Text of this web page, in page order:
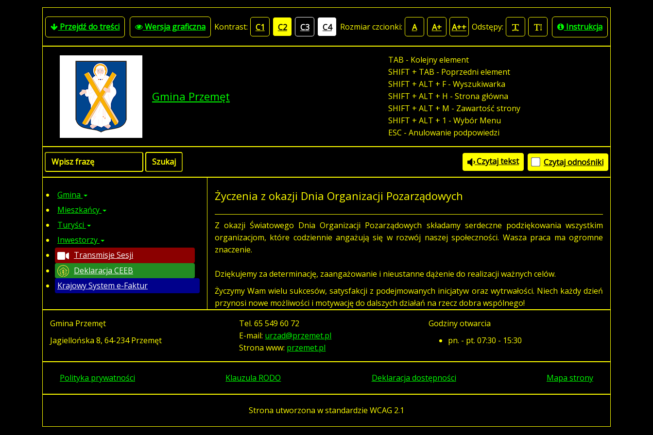
Przejdź do treści Wersja graficzna Kontrast: C1 C2 C3 C4 Rozmiar czcionki: A A+ A++ Odstępy: Instrukcja
Gmina Przemęt
TAB - Kolejny element
SHIFT + TAB - Poprzedni element
SHIFT + ALT + F - Wyszukiwarka
SHIFT + ALT + H - Strona główna
SHIFT + ALT + M - Zawartość strony
SHIFT + ALT + 1 - Wybór Menu
ESC - Anulowanie podpowiedzi
Czytaj tekst Czytaj odnośniki
Gmina
Mieszkańcy
Turyści
Inwestorzy
Transmisje Sesji
Deklaracja CEEB
Krajowy System e-Faktur
Życzenia z okazji Dnia Organizacji Pozarządowych
Z okazji Światowego Dnia Organizacji Pozarządowych składamy serdeczne podziękowania wszystkim
organizacjom, które codziennie angażują się w rozwój naszej społeczności. Wasza praca ma ogromne
znaczenie.
Dziękujemy za determinację, zaangażowanie i nieustanne dążenie do realizacji ważnych celów.
Życzymy Wam wielu sukcesów, satysfakcji z podejmowanych inicjatyw oraz wytrwałości. Niech każdy dzień
przynosi nowe możliwości i motywację do dalszych działań na rzecz dobra wspólnego!
Gmina Przemęt
Jagiellońska 8, 64-234 Przemęt
Tel.65 549 60 72
E-mail: urzad@przemet.pl
Strona www: przemet.pl
Godziny otwarcia
pn. - pt. 07:30 - 15:30
Polityka prywatności Klauzula RODO Deklaracja dostępności Mapa strony
Strona utworzona w standardzie WCAG 2.1